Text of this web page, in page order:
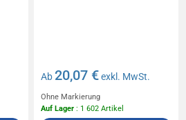
Ab20,07 €exkl. MwSt.
Ohne Markierung
Auf Lager : 1 602 Artikel